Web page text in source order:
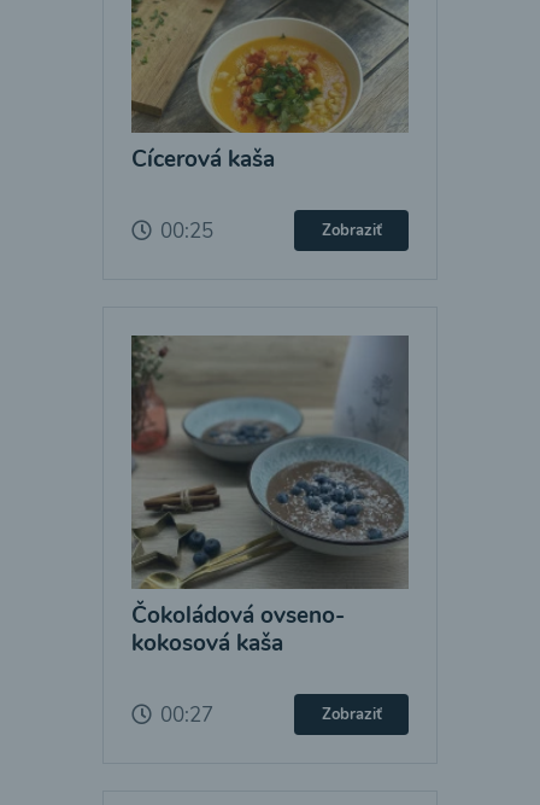
Cícerová kaša
00:25 Zobraziť
Čokoládová ovseno-
kokosová kaša
00:27 Zobraziť